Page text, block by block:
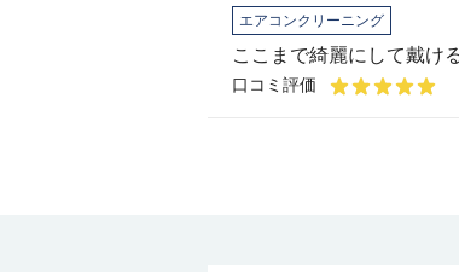
エアコンクリーニング
ここまで綺麗にして戴け
口コミ評価